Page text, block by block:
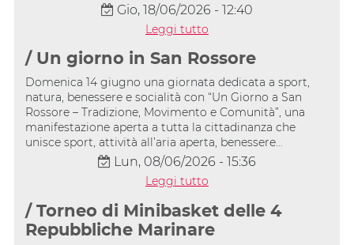
Gio, 18/06/2026 - 12:40
Leggi tutto
/ Un giorno in San Rossore
Domenica 14 giugno una giornata dedicata a sport,
natura, benessere e socialità con “Un Giorno a San
Rossore – Tradizione, Movimento e Comunità”, una
manifestazione aperta a tutta la cittadinanza che
unisce sport, attività all’aria aperta, benessere…
Lun, 08/06/2026 - 15:36
Leggi tutto
/ Torneo di Minibasket delle 4
Repubbliche Marinare